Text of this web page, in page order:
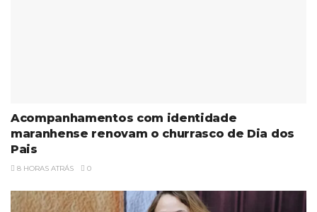
Acompanhamentos com identidade
maranhense renovam o churrasco de Dia dos
Pais
8 HORAS ATRÁS 0